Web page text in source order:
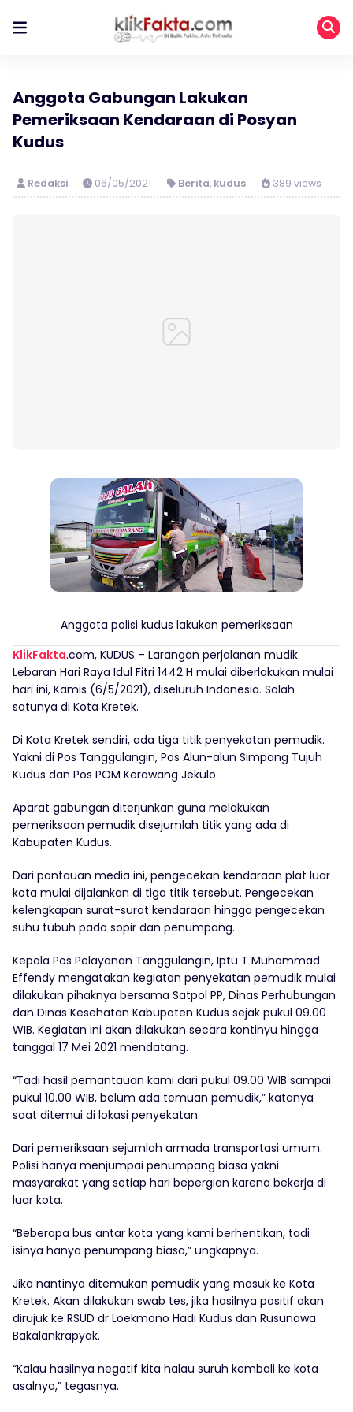
Anggota Gabungan Lakukan
Pemeriksaan Kendaraan di Posyan
Kudus
Redaksi 06/05/2021 Berita, kudus 389 views
Anggota polisi kudus lakukan pemeriksaan
KlikFakta.com, KUDUS – Larangan perjalanan mudik
Lebaran Hari Raya Idul Fitri 1442 H mulai diberlakukan mulai
hari ini, Kamis (6/5/2021), diseluruh Indonesia. Salah
satunya di Kota Kretek.
Di Kota Kretek sendiri, ada tiga titik penyekatan pemudik.
Yakni di Pos Tanggulangin, Pos Alun-alun Simpang Tujuh
Kudus dan Pos POM Kerawang Jekulo.
Aparat gabungan diterjunkan guna melakukan
pemeriksaan pemudik disejumlah titik yang ada di
Kabupaten Kudus.
Dari pantauan media ini, pengecekan kendaraan plat luar
kota mulai dijalankan di tiga titik tersebut. Pengecekan
kelengkapan surat-surat kendaraan hingga pengecekan
suhu tubuh pada sopir dan penumpang.
Kepala Pos Pelayanan Tanggulangin, Iptu T Muhammad
Effendy mengatakan kegiatan penyekatan pemudik mulai
dilakukan pihaknya bersama Satpol PP, Dinas Perhubungan
dan Dinas Kesehatan Kabupaten Kudus sejak pukul 09.00
WIB. Kegiatan ini akan dilakukan secara kontinyu hingga
tanggal 17 Mei 2021 mendatang.
“Tadi hasil pemantauan kami dari pukul 09.00 WIB sampai
pukul 10.00 WIB, belum ada temuan pemudik,” katanya
saat ditemui di lokasi penyekatan.
Dari pemeriksaan sejumlah armada transportasi umum.
Polisi hanya menjumpai penumpang biasa yakni
masyarakat yang setiap hari bepergian karena bekerja di
luar kota.
“Beberapa bus antar kota yang kami berhentikan, tadi
isinya hanya penumpang biasa,” ungkapnya.
Jika nantinya ditemukan pemudik yang masuk ke Kota
Kretek. Akan dilakukan swab tes, jika hasilnya positif akan
dirujuk ke RSUD dr Loekmono Hadi Kudus dan Rusunawa
Bakalankrapyak.
“Kalau hasilnya negatif kita halau suruh kembali ke kota
asalnya,” tegasnya.